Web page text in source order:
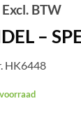
Excl. BTW
–
HK6448